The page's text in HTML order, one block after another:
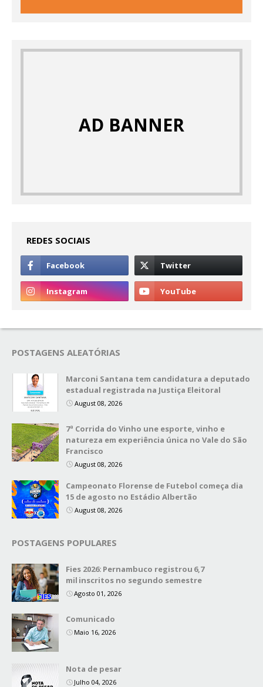
AD BANNER
REDES SOCIAIS
POSTAGENS ALEATÓRIAS
Marconi Santana tem candidatura a deputado
estadual registrada na Justiça Eleitoral
August 08, 2026
7ª Corrida do Vinho une esporte, vinho e
natureza em experiência única no Vale do São
Francisco
August 08, 2026
Campeonato Florense de Futebol começa dia
15 de agosto no Estádio Albertão
August 08, 2026
POSTAGENS POPULARES
Fies 2026: Pernambuco registrou 6,7
mil inscritos no segundo semestre
Agosto 01, 2026
Comunicado
Maio 16, 2026
Nota de pesar
Julho 04, 2026